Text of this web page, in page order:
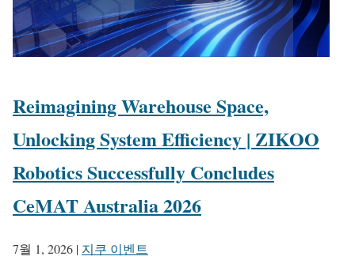
Reimagining Warehouse Space,
Unlocking System Efficiency | ZIKOO
Robotics Successfully Concludes
CeMAT Australia 2026
7월 1, 2026 | 지쿠 이벤트